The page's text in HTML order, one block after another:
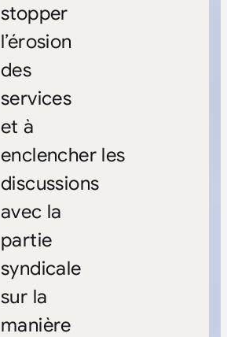
stopper
l’érosion
des
services
et à
enclencher les
discussions
avec la
partie
syndicale
sur la
manière